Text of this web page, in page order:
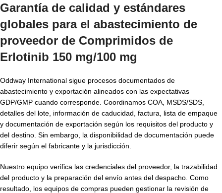
Garantía de calidad y estándares
globales para el abastecimiento de
proveedor de Comprimidos de
Erlotinib 150 mg/100 mg
Oddway International sigue procesos documentados de
abastecimiento y exportación alineados con las expectativas
GDP/GMP cuando corresponde. Coordinamos COA, MSDS/SDS,
detalles del lote, información de caducidad, factura, lista de empaque
y documentación de exportación según los requisitos del producto y
del destino. Sin embargo, la disponibilidad de documentación puede
diferir según el fabricante y la jurisdicción.
Nuestro equipo verifica las credenciales del proveedor, la trazabilidad
del producto y la preparación del envío antes del despacho. Como
resultado, los equipos de compras pueden gestionar la revisión de